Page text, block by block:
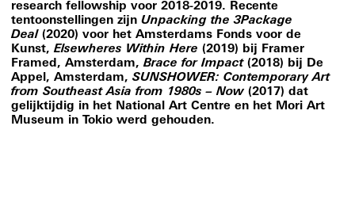
research fellowship voor 2018-2019. Recente
tentoonstellingen zijn Unpacking the 3Package
Deal(2020) voor het Amsterdams Fonds voor de
Kunst,Elsewheres Within Here (2019) bij Framer
Framed, Amsterdam,Brace for Impact(2018) bij De
Appel, Amsterdam, SUNSHOWER: Contemporary Art
from Southeast Asia from 1980s – Now (2017) dat
gelijktijdig in het National Art Centre en het Mori Art
Museum in Tokio werd gehouden.